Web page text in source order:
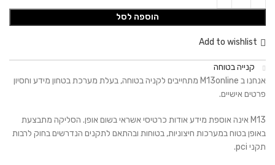
הוספה לסל
Add to wishlist
קנייה בטוחה
אנחנו ב M13online מתחייבים לקניה בטוחה, בעלת מערכת בטחון מידע וחסיון
פרטים אישיים.
M13 אינה אוספת מידע אודות כרטיסי אשראי בשום אופן. הסליקה מתבצעת
באופן בטוח במערכות חיצוניות, בטוחות ובהתאם לתקנים הנדרשים בחוק לרבות
תקני pci.